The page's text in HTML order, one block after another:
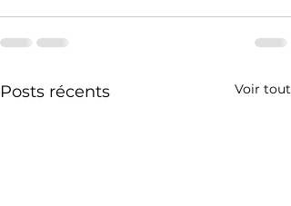
Posts récents Voir tout